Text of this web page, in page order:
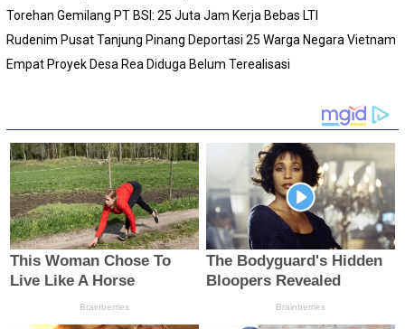
Torehan Gemilang PT BSI: 25 Juta Jam Kerja Bebas LTI
Rudenim Pusat Tanjung Pinang Deportasi 25 Warga Negara Vietnam
Empat Proyek Desa Rea Diduga Belum Terealisasi